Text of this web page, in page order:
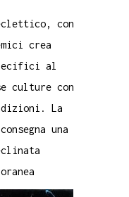
con
crea
al
culture con
La
una